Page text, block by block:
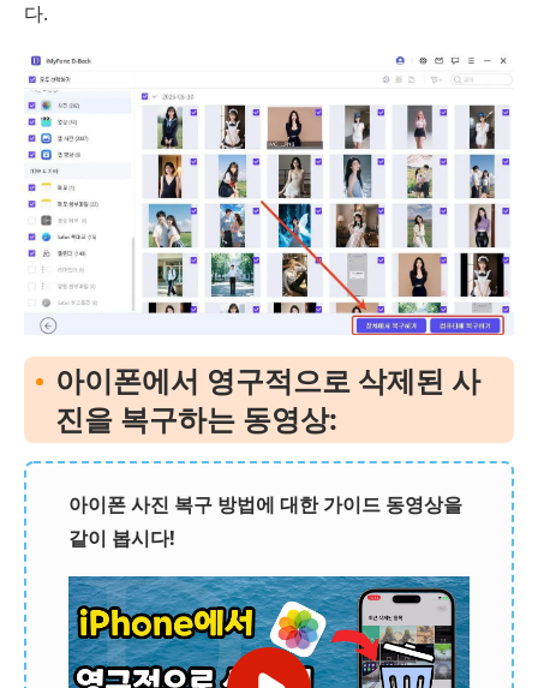
다.
아이폰에서 영구적으로 삭제된 사
진을 복구하는 동영상:
아이폰 사진 복구 방법에 대한 가이드 동영상을
같이 봅시다!